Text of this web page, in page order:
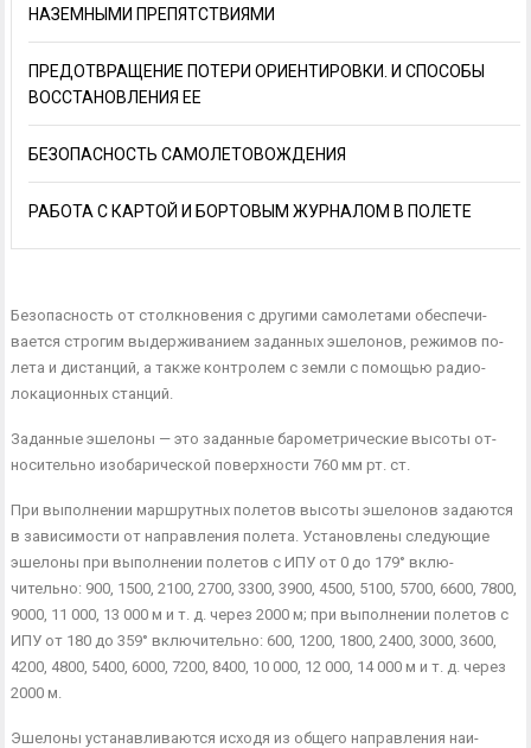
НАЗЕМНЫМИ ПРЕПЯТСТВИЯМИ
ПРЕДОТВРАЩЕНИЕ ПОТЕРИ ОРИЕНТИРОВКИ. И СПОСОБЫ
ВОССТАНОВЛЕНИЯ ЕЕ
БЕЗОПАСНОСТЬ САМОЛЕТОВОЖДЕНИЯ
РАБОТА С КАРТОЙ И БОРТОВЫМ ЖУРНАЛОМ В ПОЛЕТЕ
Безопасность от столкновения с другими самолетами обеспечи­
вается строгим выдерживанием заданных эшелонов, режимов по­
лета и дистанций, а также контролем с земли с помощью радио­
локационных станций.
Заданные эшелоны — это заданные барометрические высоты от­
носительно изобарической поверхности 760 мм рт. ст.
При выполнении маршрутных полетов высоты эшелонов зада­ются
в зависимости от направления полета. Установлены следую­щие
эшелоны при выполнении полетов с ИПУ от 0 до 179° вклю­
чительно: 900, 1500, 2100, 2700, 3300, 3900, 4500, 5100, 5700, 6600, 7800,
9000, 11 000, 13 000 м и т. д. через 2000 м; при выполнении полетов с
ИПУ от 180 до 359° включительно: 600, 1200, 1800, 2400, 3000, 3600,
4200, 4800, 5400, 6000, 7200, 8400, 10 000, 12 000, 14 000 м и т. д. через
2000 м.
Эшелоны устанавливаются исходя из общего направления наи­